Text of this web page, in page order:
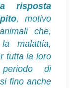
risposta
,
motivo
che,
malattia,
tutta la loro
di
fino anche